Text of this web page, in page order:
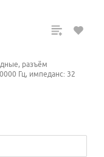
разъём
Гц, импеданс: 32